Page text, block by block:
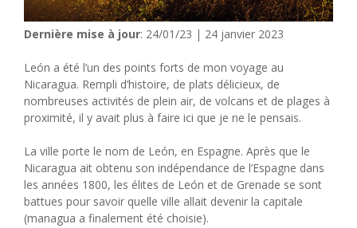
Dernière mise à jour: 24/01/23 | 24 janvier 2023
León a été l’un des points forts de mon voyage au
Nicaragua. Rempli d’histoire, de plats délicieux, de
nombreuses activités de plein air, de volcans et de plages à
proximité, il y avait plus à faire ici que je ne le pensais.
La ville porte le nom de León, en Espagne. Après que le
Nicaragua ait obtenu son indépendance de l’Espagne dans
les années 1800, les élites de León et de Grenade se sont
battues pour savoir quelle ville allait devenir la capitale
(managua a finalement été choisie).